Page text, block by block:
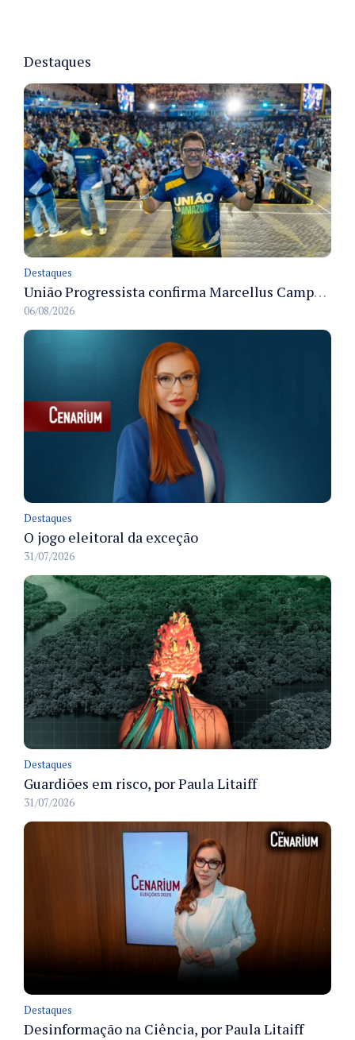
Destaques
Destaques
União Progressista confirma Marcellus Campêlo como candidato a deputado estadual
06/08/2026
Destaques
O jogo eleitoral da exceção
31/07/2026
Destaques
Guardiões em risco, por Paula Litaiff
31/07/2026
Destaques
Desinformação na Ciência, por Paula Litaiff